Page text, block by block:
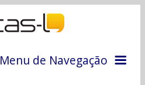
Menu de Navegação